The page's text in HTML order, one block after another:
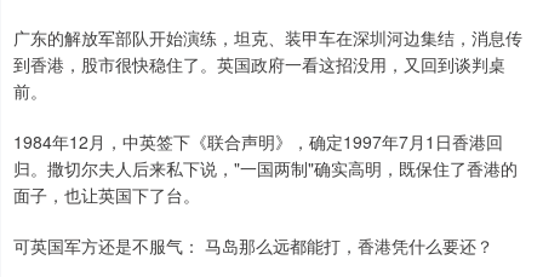
广东的解放军部队开始演练，坦克、装甲车在深圳河边集结，消息传
到香港，股市很快稳住了。英国政府一看这招没用，又回到谈判桌
前。
1984年12月，中英签下《联合声明》，确定1997年7月1日香港回
归。撒切尔夫人后来私下说，"一国两制"确实高明，既保住了香港的
面子，也让英国下了台。
可英国军方还是不服气： 马岛那么远都能打，香港凭什么要还？